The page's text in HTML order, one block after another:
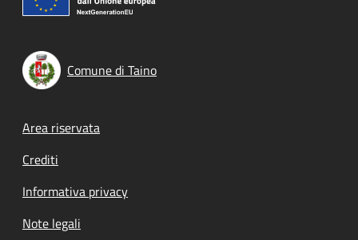
Comune di Taino
Footer menu
Area riservata
Crediti
Informativa privacy
Note legali